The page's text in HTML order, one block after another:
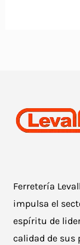
Ferretería
impulsa el
espíritu de
calidad de sus